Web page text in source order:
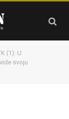
(1): U
svoju